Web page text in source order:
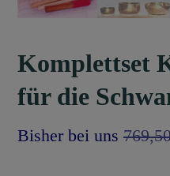
Komplettset
für die
Bisher bei uns